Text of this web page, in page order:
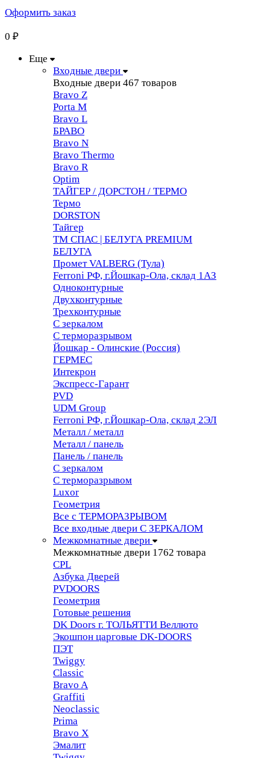
Оформить заказ
0 ₽
Еще
Входные двери
Входные двери 467 товаров
Bravo Z
Porta М
Bravo L
БРАВО
Bravo N
Bravo Thermo
Bravo R
Optim
ТАЙГЕР / ДОРСТОН / ТЕРМО
Термо
DORSTON
Тайгер
ТМ СПАС | БЕЛУГА PREMIUM
БЕЛУГА
Промет VALBERG (Тула)
Ferroni РФ, г.Йошкар-Ола, склад 1АЗ
Одноконтурные
Двухконтурные
Трехконтурные
С зеркалом
С терморазрывом
Йошкар - Олинские (Россия)
ГЕРМЕС
Интекрон
Экспресс-Гарант
PVD
UDM Group
Ferroni РФ, г.Йошкар-Ола, склад 2ЭЛ
Металл / металл
Металл / панель
Панель / панель
С зеркалом
С терморазрывом
Luxor
Геометрия
Все с ТЕРМОРАЗРЫВОМ
Все входные двери С ЗЕРКАЛОМ
Межкомнатные двери
Межкомнатные двери 1762 товара
CPL
Азбука Дверей
PVDOORS
Геометрия
Готовые решения
DK Doors г. ТОЛЬЯТТИ Веллюто
Экошпон царговые DK-DOORS
ПЭТ
Twiggy
Classic
Bravo A
Graffiti
Neoclassic
Prima
Bravo X
Эмалит